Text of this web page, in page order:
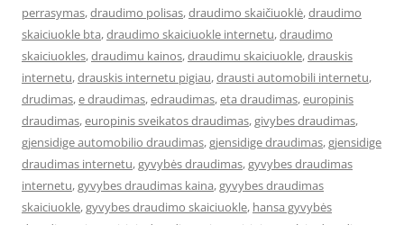
perrasymas,draudimo polisas,draudimo skaičiuoklė,draudimo
skaiciuokle bta,draudimo skaiciuokle internetu,draudimo
skaiciuokles,draudimu kainos,draudimu skaiciuokle,drauskis
internetu,drauskis internetu pigiau,drausti automobili internetu,
drudimas,e draudimas,edraudimas,eta draudimas,europinis
draudimas,europinis sveikatos draudimas,givybes draudimas,
gjensidige automobilio draudimas,gjensidige draudimas,gjensidige
draudimas internetu,gyvybės draudimas,gyvybes draudimas
internetu,gyvybes draudimas kaina,gyvybes draudimas
skaiciuokle,gyvybes draudimo skaiciuokle, hansa gyvybės